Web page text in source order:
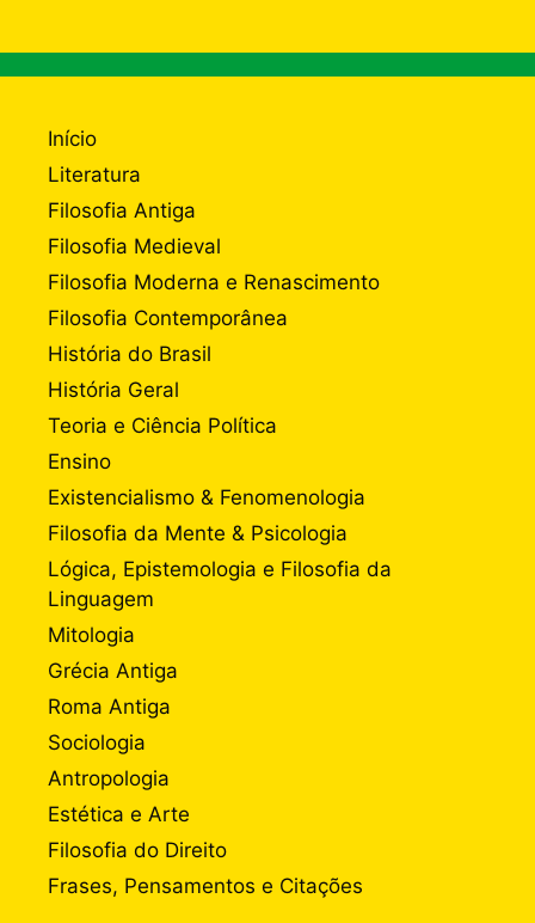
Início
Literatura
Filosofia Antiga
Filosofia Medieval
Filosofia Moderna e Renascimento
Filosofia Contemporânea
História do Brasil
História Geral
Teoria e Ciência Política
Ensino
Existencialismo & Fenomenologia
Filosofia da Mente & Psicologia
Lógica, Epistemologia e Filosofia da
Linguagem
Mitologia
Grécia Antiga
Roma Antiga
Sociologia
Antropologia
Estética e Arte
Filosofia do Direito
Frases, Pensamentos e Citações